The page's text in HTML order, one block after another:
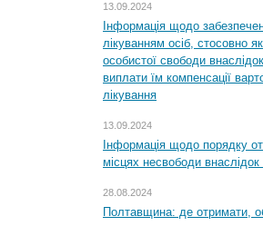
13.09.2024
Інформація щодо
лікуванням осіб, стосовно
особистої свободи
виплати їм компенсації
лікування
13.09.2024
Інформація щодо порядку
місцях несвободи внаслідок
28.08.2024
Полтавщина: де отримати,